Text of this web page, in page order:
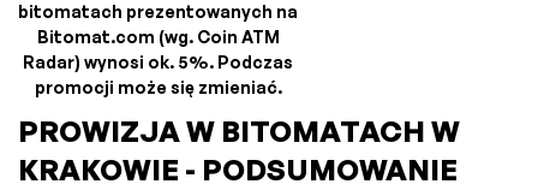
bitomatach prezentowanych na
Bitomat.com (wg. Coin ATM
Radar) wynosi ok. 5%. Podczas
promocji może się zmieniać.
PROWIZJA W BITOMATACH W
KRAKOWIE - PODSUMOWANIE